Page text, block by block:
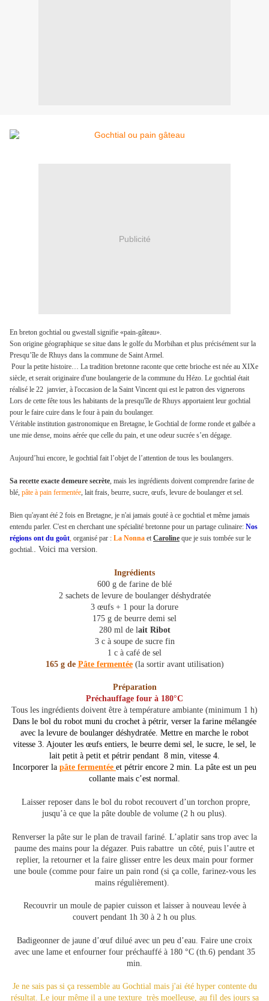
Publicité
En breton gochtial ou gwestall signifie «pain-gâteau».
Son origine géographique se situe dans le golfe du Morbihan et plus précisément sur la
Presqu’île de Rhuys dans la commune de Saint Armel.
Pour la petite histoire… La tradition bretonne raconte que cette brioche est née au XIXe
siècle, et serait originaire d'une boulangerie de la commune du Hézo. Le gochtial était
réalisé le 22 janvier, à l'occasion de la Saint Vincent qui est le patron des vignerons
Lors de cette fête tous les habitants de la presqu'île de Rhuys apportaient leur gochtial
pour le faire cuire dans le four à pain du boulanger.
Véritable institution gastronomique en Bretagne, le Gochtial de forme ronde et galbée a
une mie dense, moins aérée que celle du pain, et une odeur sucrée s’en dégage.
Aujourd’hui encore, le gochtial fait l’objet de l’attention de tous les boulangers.
Sa recette exacte demeure secrète, mais les ingrédients doivent comprendre farine de
blé, pâte à pain fermentée, lait frais, beurre, sucre, œufs, levure de boulanger et sel.
Bien qu'ayant été 2 fois en Bretagne, je n'ai jamais gouté à ce gochtial et même jamais
entendu parler. C'est en cherchant une spécialité bretonne pour un partage culinaire: Nos
régions ont du goût, organisé par : La Nonna et Caroline que je suis tombée sur le
gochtial.
Voici ma version.
Ingrédients
600 g de farine de blé
2 sachets de levure de boulanger déshydratée
3 œufs + 1 pour la dorure
175 g de beurre demi sel
280 ml de lait Ribot
3 c à soupe de sucre fin
1 c à café de sel
165 g de Pâte fermentée (la sortir avant utilisation)
Préparation
Préchauffage four à 180°C
Tous les ingrédients doivent être à température ambiante (minimum 1 h)
Dans le bol du robot muni du crochet à pétrir, verser la farine mélangée
avec la levure de boulanger déshydratée. Mettre en marche le robot
vitesse 3. Ajouter les œufs entiers, le beurre demi sel, le sucre, le sel, le
lait petit à petit et pétrir pendant 8 min, vitesse 4.
Incorporer la pâte fermentée et pétrir encore 2 min. La pâte est un peu
collante mais c’est normal.
Laisser reposer dans le bol du robot recouvert d’un torchon propre,
jusqu’à ce que la pâte double de volume (2 h ou plus).
Renverser la pâte sur le plan de travail fariné. L’aplatir sans trop avec la
paume des mains pour la dégazer. Puis rabattre un côté, puis l’autre et
replier, la retourner et la faire glisser entre les deux main pour former
une boule (comme pour faire un pain rond (si ça colle, farinez-vous les
mains régulièrement).
Recouvrir un moule de papier cuisson et laisser à nouveau levée à
couvert pendant 1h 30 à 2 h ou plus.
Badigeonner de jaune d’œuf dilué avec un peu d’eau. Faire une croix
avec une lame et enfourner four préchauffé à 180 °C (th.6) pendant 35
min.
Je ne sais pas si ça ressemble au Gochtial mais j'ai été hyper contente du
résultat. Le jour même il a une texture très moelleuse, au fil des jours sa